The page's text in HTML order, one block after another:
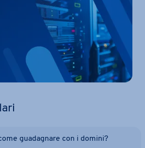
gua­da­gna­re con i domini?